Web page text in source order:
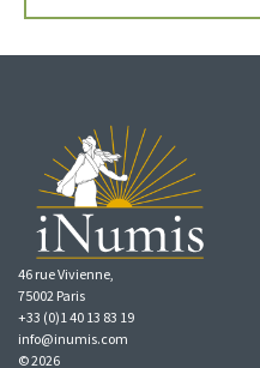
46 rue Vivienne,
75002 Paris
+33 (0)1 40 13 83 19
info@inumis.com
© 2026